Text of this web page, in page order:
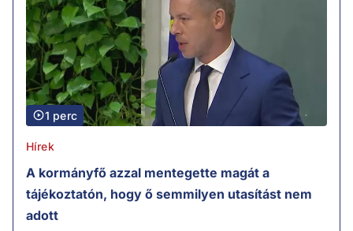
1 perc
Hírek
A kormányfő azzal mentegette magát a
tájékoztatón, hogy ő semmilyen utasítást nem
adott